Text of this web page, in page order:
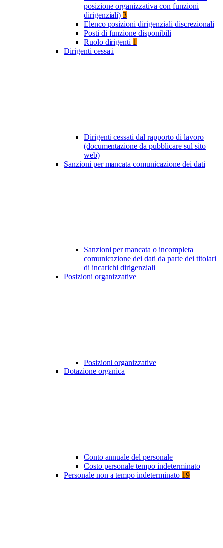
posizione organizzativa con funzioni
dirigenziali) 3
Elenco posizioni dirigenziali discrezionali
Posti di funzione disponibili
Ruolo dirigenti 1
Dirigenti cessati
Dirigenti cessati dal rapporto di lavoro
(documentazione da pubblicare sul sito
web)
Sanzioni per mancata comunicazione dei dati
Sanzioni per mancata o incompleta
comunicazione dei dati da parte dei titolari
di incarichi dirigenziali
Posizioni organizzative
Posizioni organizzative
Dotazione organica
Conto annuale del personale
Costo personale tempo indeterminato
Personale non a tempo indeterminato 19